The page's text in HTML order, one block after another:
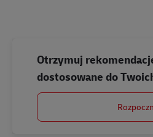
Otrzymuj
dostosowane do